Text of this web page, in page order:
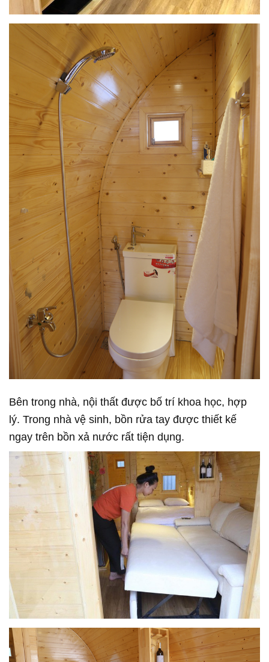
Bên trong nhà, nội thất được bố trí khoa học, hợp
lý. Trong nhà vệ sinh, bồn rửa tay được thiết kế
ngay trên bồn xả nước rất tiện dụng.